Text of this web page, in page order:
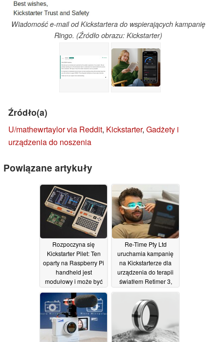
Wiadomość e-mail od Kickstartera do wspierających kampanię
Ringo. (Źródło obrazu: Kickstarter)
Źródło(a)
U/mathewrtaylor via Reddit, Kickstarter, Gadżety i
urządzenia do noszenia
Powiązane artykuły
Rozpoczyna się
Kickstarter Pilet: Ten
oparty na Raspberry Pi
handheld jest
modułowy i może być
klawiaturę lub
gamepad
10/01/2025
Re-Time Pty Ltd
uruchamia kampanię
na Kickstarterze dla
urządzenia do terapii
światłem Retimer 3,
snu, zmniejsza stres i
zwiększa
produktywność
poprzez dostosowanie
rytmu dobowego